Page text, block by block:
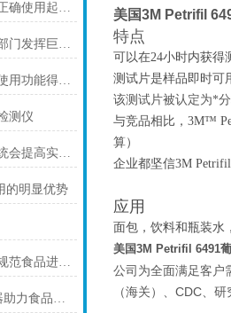
食品安全快速检测仪的正确使用起到积极的作用
红外成像仪的使用在各部门发挥巨大作用
如何将紫外线照度计的使用功能得到利用
测仪
高质量的斑马鱼养殖系统会提高实验结果的准确性
的明显优势
食品二氧化硫检测仪是规范食品进入市场的“利器”
意大利PBI浮游菌采样器助力食品安全微生物监控
美国3M Petrifil
特点
可以在24小时内获得
测试片是样品即时可
该测试片被认定为*分
与竞品相比，3M™
算）
企业都坚信3M
应用
面包，饮料和瓶装水
美国3M Petrifil 6491
公司为全面满足客户
（海关）、CDC、